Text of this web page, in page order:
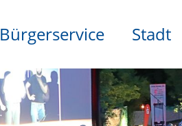
Bürgerservice Stadt